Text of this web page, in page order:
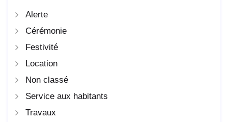
Alerte
Cérémonie
Festivité
Location
Non classé
Service aux habitants
Travaux